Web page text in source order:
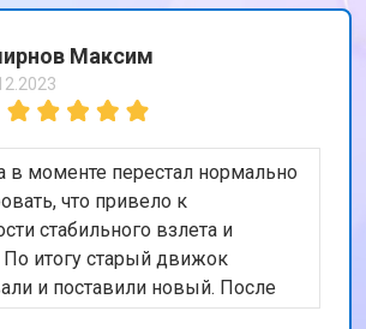
Максим
в моменте перестал нормально
что привело к
стабильного взлета и
По итогу старый движок
и поставили новый. После
подписал бумаги и принял